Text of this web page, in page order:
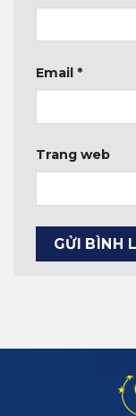
Email *
Trang web